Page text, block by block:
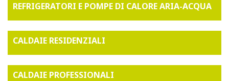
REFRIGERATORI E POMPE DI CALORE ARIA-ACQUA
CALDAIE RESIDENZIALI
CALDAIE PROFESSIONALI